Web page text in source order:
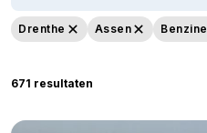
Drenthe Assen Benzine
671 resultaten